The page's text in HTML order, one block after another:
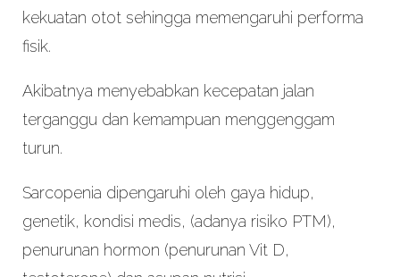
kekuatan otot sehingga memengaruhi performa
fisik.
Akibatnya menyebabkan kecepatan jalan
terganggu dan kemampuan menggenggam
turun.
Sarcopenia dipengaruhi oleh gaya hidup,
genetik, kondisi medis, (adanya risiko PTM),
penurunan hormon (penurunan Vit D,